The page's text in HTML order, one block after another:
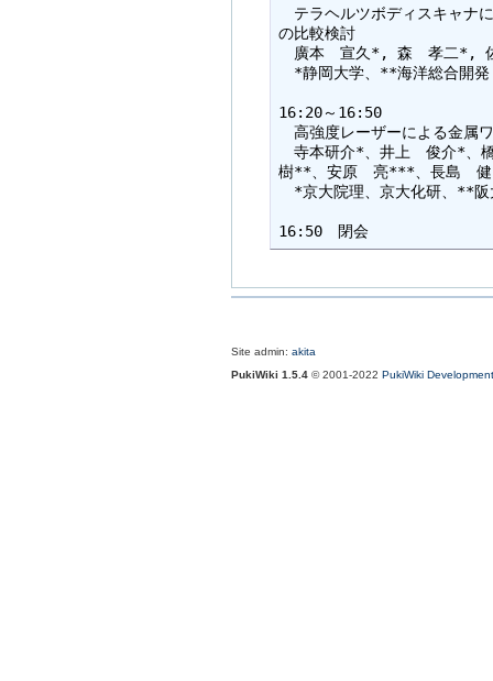
テラヘルツボディスキャナ
の比較検討
廣本　宣久*, 森　孝二*,
*静岡大学、**海洋総合開発
16:20～16:50
高強度レーザーによる金属
寺本研介*、井上　俊介*、
樹**、安原　亮***、長島　
*京大院理、京大化研、**
Site admin: akita
PukiWiki 1.5.4 © 2001-2022 PukiWiki